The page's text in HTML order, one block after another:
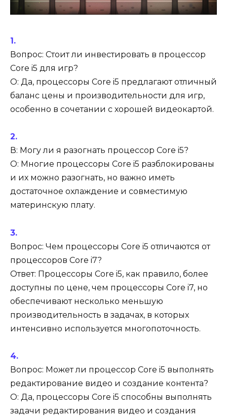
Вопрос: Стоит ли инвестировать в процессор
Core i5 для игр?
О: Да, процессоры Core i5 предлагают отличный
баланс цены и производительности для игр,
особенно в сочетании с хорошей видеокартой.
В: Могу ли я разогнать процессор Core i5?
О: Многие процессоры Core i5 разблокированы
и их можно разогнать, но важно иметь
достаточное охлаждение и совместимую
материнскую плату.
Вопрос: Чем процессоры Core i5 отличаются от
процессоров Core i7?
Ответ: Процессоры Core i5, как правило, более
доступны по цене, чем процессоры Core i7, но
обеспечивают несколько меньшую
производительность в задачах, в которых
интенсивно используется многопоточность.
Вопрос: Может ли процессор Core i5 выполнять
редактирование видео и создание контента?
О: Да, процессоры Core i5 способны выполнять
задачи редактирования видео и создания